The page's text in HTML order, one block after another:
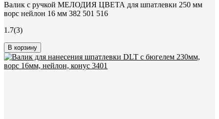
Валик с ручкой МЕЛОДИЯ ЦВЕТА для шпатлевки 250 мм
ворс нейлон 16 мм 382 501 516
1.7(3)
В корзину